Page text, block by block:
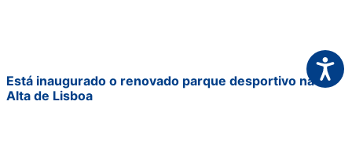
Está inaugurado o renovado parque desportivo na
Alta de Lisboa